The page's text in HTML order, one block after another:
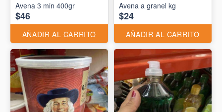
Avena 3 min 400gr
$46
AÑADIR AL CARRITO
Avena a granel kg
$24
AÑADIR AL CARRITO